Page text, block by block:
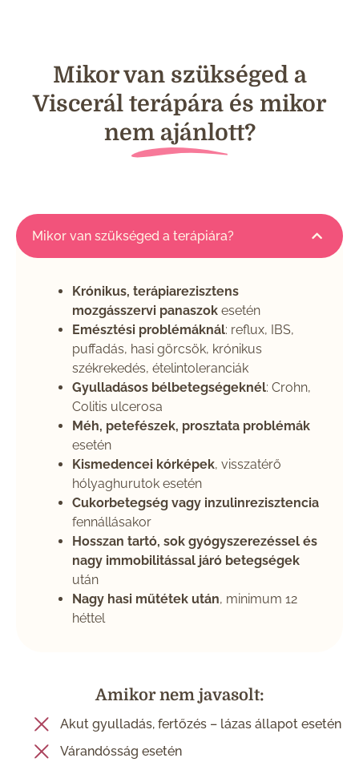
Mikor van szükséged a
Viscerál terápára és mikor
nem ajánlott?
Mikor van szükséged a terápiára?
Krónikus, terápiarezisztens
mozgásszervi panaszok esetén
Emésztési problémáknál: reflux, IBS,
puffadás, hasi görcsök, krónikus
székrekedés, ételintoleranciák
Gyulladásos bélbetegségeknél: Crohn,
Colitis ulcerosa
Méh, petefészek, prosztata problémák
esetén
Kismedencei kórképek, visszatérő
hólyaghurutok esetén
Cukorbetegség vagy inzulinrezisztencia
fennállásakor
Hosszan tartó, sok gyógyszerezéssel és
nagy immobilitással járó betegségek
után
Nagy hasi műtétek után, minimum 12
héttel
Amikor nem javasolt:
Akut gyulladás, fertőzés – lázas állapot esetén
Várandósság esetén